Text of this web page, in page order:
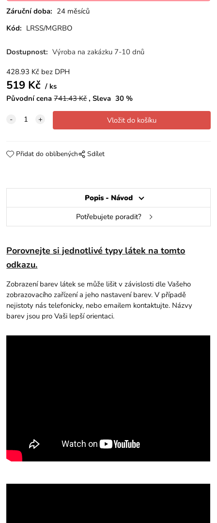
Záruční doba: 24 měsíců
Kód: LRSS/MGRBO
Dostupnost: Výroba na zakázku 7-10 dnů
428.93 Kč bez DPH
519 Kč
ks
Původní cena 741.43Kč Sleva 30 %
Přidat do oblíbených Sdílet
Popis - Návod
Potřebujete poradit?
Porovnejte si jednotlivé typy látek na tomto
odkazu.
Zobrazení barev látek se může lišit v závislosti dle Vašeho
zobrazovacího zařízení a jeho nastavení barev. V případě
nejistoty nás telefonicky, nebo emailem kontaktujte. Názvy
barev jsou pro Vaši lepší orientaci.